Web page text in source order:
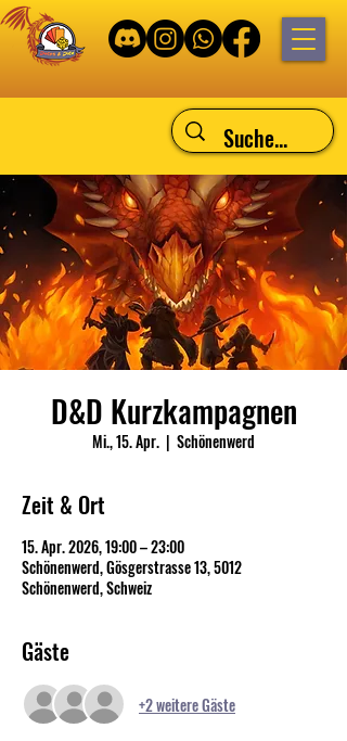
D&D Kurzkampagnen
Mi., 15. Apr.
  |
Schönenwerd
Zeit & Ort
15. Apr. 2026, 19:00 – 23:00
Schönenwerd, Gösgerstrasse 13, 5012
Schönenwerd, Schweiz
Gäste
+2 weitere Gäste